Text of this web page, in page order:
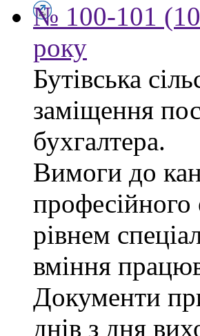
№ 100-101
року
Бутівська
заміщення
бухгалтера.
Вимоги до
професійного
рівнем
вміння
Документи
днів з дня